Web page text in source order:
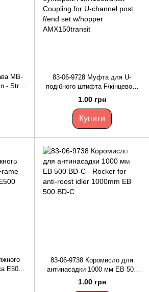
MB-
- Strut
Twin
83-06-9728 Муфта для U-
подібного штифта F/кінцевого
комплекту з бункером
AMX150transit - Coupling for U-
channel post f/end set w/hopper
AMX150transit
1.00 грн
Купити
E500
shaft
83-06-9738 Коромисло для
антинасадки 1000 мм EB 500
BD-C - Rocker for anti-roost idler
1000mm EB 500 BD-C
1.00 грн